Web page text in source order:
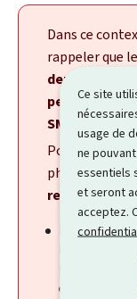
Ce site
usage de
ne
essentiels
et seront
acceptez.
Dans ce
rappeler que
demandent
personnelles
SMS
, ni
Pour vous
phishingen
Ne cliquez
restrictions
est promis.